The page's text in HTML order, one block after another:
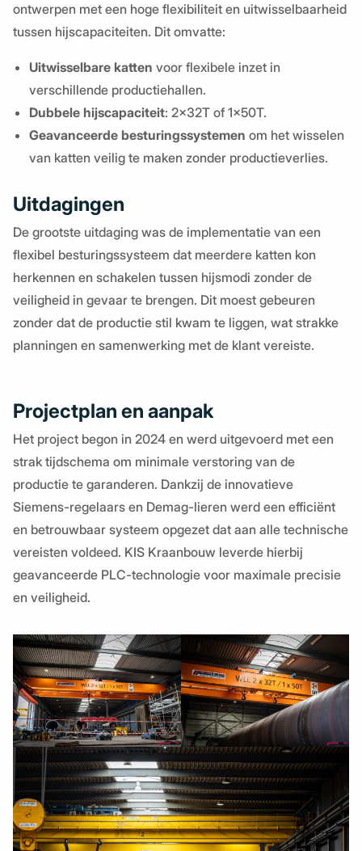
ontwerpen met een hoge flexibiliteit en uitwisselbaarheid
tussen hijscapaciteiten. Dit omvatte:
Uitwisselbare katten voor flexibele inzet in
verschillende productiehallen.
Dubbele hijscapaciteit: 2x32T of 1x50T.
Geavanceerde besturingssystemen om het wisselen
van katten veilig te maken zonder productieverlies.
Uitdagingen
De grootste uitdaging was de implementatie van een
flexibel besturingssysteem dat meerdere katten kon
herkennen en schakelen tussen hijsmodi zonder de
veiligheid in gevaar te brengen. Dit moest gebeuren
zonder dat de productie stil kwam te liggen, wat strakke
planningen en samenwerking met de klant vereiste.
Projectplan en aanpak
Het project begon in 2024 en werd uitgevoerd met een
strak tijdschema om minimale verstoring van de
productie te garanderen. Dankzij de innovatieve
Siemens-regelaars en Demag-lieren werd een efficiënt
en betrouwbaar systeem opgezet dat aan alle technische
vereisten voldeed. KIS Kraanbouw leverde hierbij
geavanceerde PLC-technologie voor maximale precisie
en veiligheid.